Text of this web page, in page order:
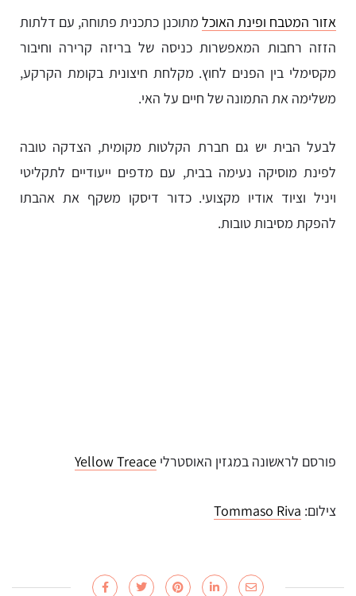
אזור המטבח ופינת האוכל מתוכנן כתכנית פתוחה, עם דלתות
הזזה רחבות המאפשרות כניסה של בריזה קרירה וחיבור
מקסימלי בין הפנים לחוץ. מקלחת חיצונית בקומת הקרקע,
משלימה את התמונה של חיים על האי.
לבעל הבית יש גם חברת הקלטות מקומית, הצדקה טובה
לפינת מוסיקה נעימה בבית, עם מדפים ייעודיים לתקליטי
ויניל וציוד אודיו מקצועי. כדור דיסקו משקף את אהבתו
להפקת מסיבות טובות.
פורסם לראשונה במגזין האוסטרלי Yellow Treace
צילום: Tommaso Riva